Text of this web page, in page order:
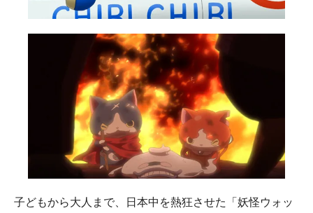
子どもから大人まで、日本中を熱狂させた「妖怪ウォッ